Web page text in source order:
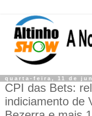
quarta-feira, 11 de
CPI das Bets:
indiciamento de